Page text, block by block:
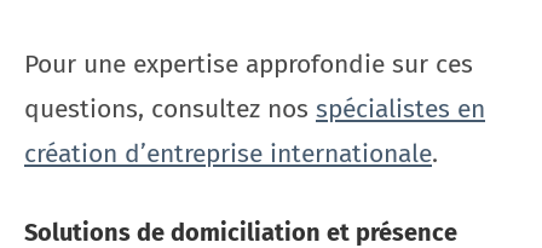
Pour une expertise approfondie sur ces
questions, consultez nos spécialistes en
création d’entreprise internationale.
Solutions de domiciliation et présence